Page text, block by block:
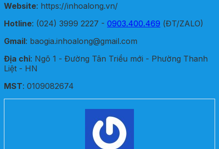
Website: https://inhoalong.vn/
Hotline: (024) 3999 2227 - 0903.400.469 (ĐT/ZALO)
Gmail: baogia.inhoalong@gmail.com
Địa chỉ: Ngõ 1 - Đường Tân Triều mới - Phường Thanh
Liệt - HN
MST: 0109082674